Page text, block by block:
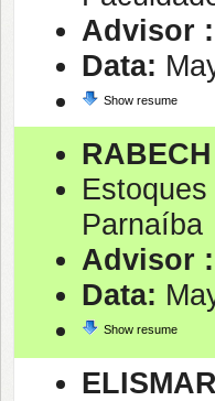
Advisor :
Data:
Show resume
Parnaíba
Advisor :
Data:
Show resume